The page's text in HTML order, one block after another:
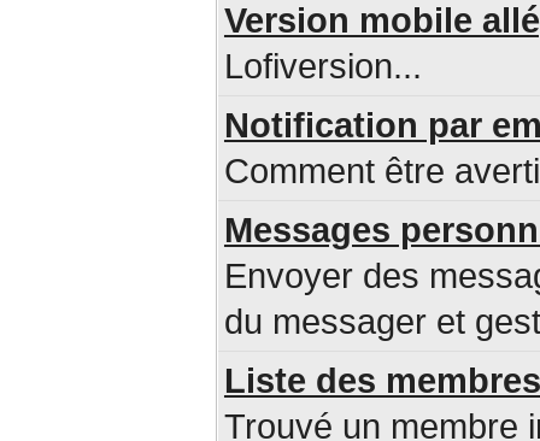
Version mobile
Lofiversion...
Notification par
Comment être
Messages
Envoyer des
du messager et
Liste des membres
Trouvé un membre